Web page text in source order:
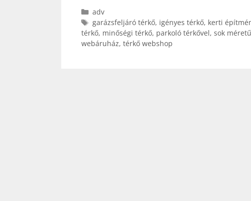
Kategória
adv
Címkék
garázsfeljáró térkő, igényes térkő, kerti
térkő, minőségi térkő, parkoló térkővel, sok
webáruház, térkő webshop